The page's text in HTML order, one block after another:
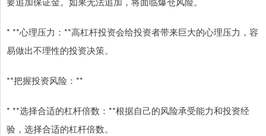
* **心理压力：**高杠杆投资会给投资者带来巨大的心理压力，容
易做出不理性的投资决策。
**把握投资风险：**
* **选择合适的杠杆倍数：**根据自己的风险承受能力和投资经
验，选择合适的杠杆倍数。